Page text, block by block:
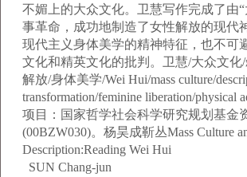
不媚上的大众文化。卫慧写作完成了由“
事革命，成功地制造了女性解放的现代
现代主义身体美学的精神特征，也不可
文化和精英文化的批判。卫慧/大众文化
解放/身体美学/Wei Hui/mass culture/
transformation/feminine liberation/physical
项目：国家哲学社会科学研究规划基金
(00BZW030)。杨昊成靳丛Mass Culture
Description:Reading Wei Hui
SUN Chang-jun